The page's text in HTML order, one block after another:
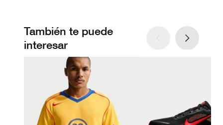
También te puede
interesar